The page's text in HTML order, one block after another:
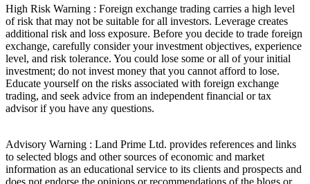
High Risk Warning : Foreign exchange trading carries a high level
of risk that may not be suitable for all investors. Leverage creates
additional risk and loss exposure. Before you decide to trade foreign
exchange, carefully consider your investment objectives, experience
level, and risk tolerance. You could lose some or all of your initial
investment; do not invest money that you cannot afford to lose.
Educate yourself on the risks associated with foreign exchange
trading, and seek advice from an independent financial or tax
advisor if you have any questions.
Advisory Warning : Land Prime Ltd. provides references and links
to selected blogs and other sources of economic and market
information as an educational service to its clients and prospects and
does not endorse the opinions or recommendations of the blogs or